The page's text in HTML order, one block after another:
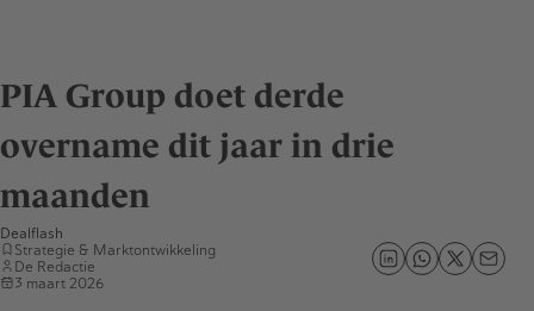
PIA Group doet derde
overname dit jaar in drie
maanden
Dealflash
Strategie & Marktontwikkeling
De Redactie
3 maart 2026